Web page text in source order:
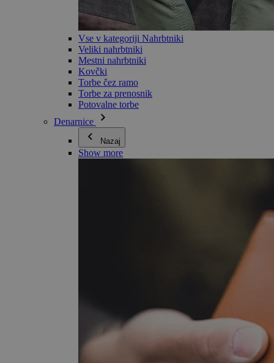
Vse v kategoriji Nahrbtniki
Veliki nahrbtniki
Mestni nahrbtniki
Kovčki
Torbe čez ramo
Torbe za prenosnik
Potovalne torbe
Denarnice
Nazaj
Show more